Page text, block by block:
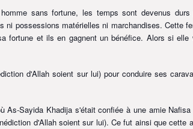
sans fortune, les temps sont devenus
ni possessions matérielles ni marchandises. Cette
fortune et ils en gagnent un bénéfice. Alors si
d'Allah soient sur lui)pour conduire ses
As-Sayida Khadija s'était confiée à une amie
d'Allah soient sur lui). Ce fut ainsi que cette